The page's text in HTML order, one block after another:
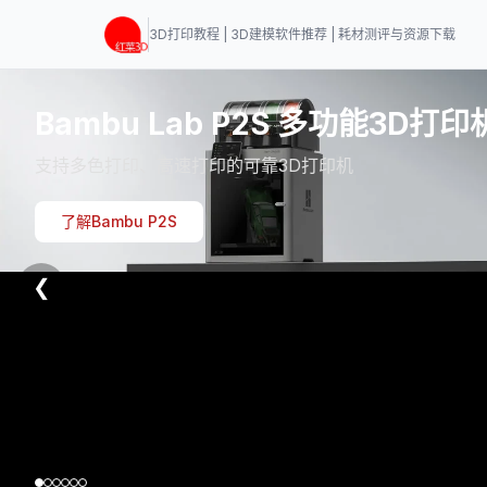
3D打印教程 | 3D建模软件推荐 | 耗材测评与资源下载
Bambu Lab P2S 多功能3D打印
支持多色打印、高速打印的可靠3D打印机
了解Bambu P2S
❮